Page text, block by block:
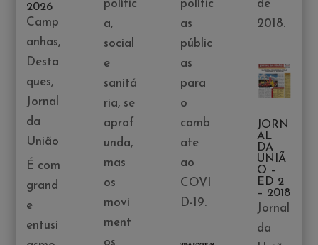
2026
Camp
anhas,
Desta
ques,
Jornal
da
União
É com
grand
e
entusi
polític
a,
social
e
sanitá
ria, se
aprof
unda,
mas
os
movi
ment
os
polític
as
públic
as
para
o
comb
ate
ao
COVI
D-19.
de
2018.
JORN
AL
DA
UNIÃ
O –
ED 2
– 2018
Jornal
da